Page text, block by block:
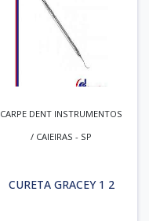
CARPE DENT INSTRUMENTOS
/ CAIEIRAS - SP
CURETA GRACEY 1 2